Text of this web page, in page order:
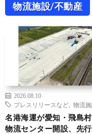
物流施設/不動産
2026.08.10
プレスリリースなど
物流施
名港海運が愛知・飛島
物流センター開設、先